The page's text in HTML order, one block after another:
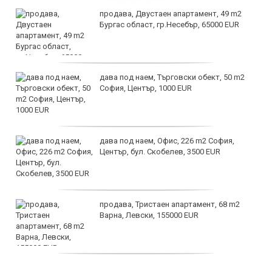
продава, Двустаен апартамент, 49 m2
Бургас област, гр.Несебър, 65000 EUR
дава под наем, Търговски обект, 50 m2
София, Център, 1000 EUR
дава под наем, Офис, 226 m2 София,
Център, бул. Скобелев, 3500 EUR
продава, Тристаен апартамент, 68 m2
Варна, Левски, 155000 EUR